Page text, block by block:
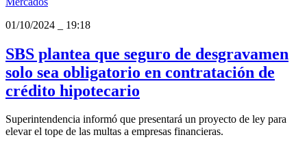
01/10/2024
19:18
SBS plantea que seguro de desgravamen
solo sea obligatorio en contratación de
crédito hipotecario
Superintendencia informó que presentará un proyecto de ley para
elevar el tope de las multas a empresas financieras.